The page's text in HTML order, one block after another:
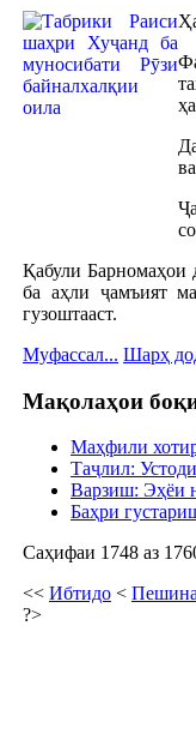
Қабули Барномаҳои
ба аҳли ҷамъият
гузоштааст.
Муфассал... Шарҳ
Мақолаҳои
Маҳфили
Таҷлил:
Варзиш: Эҳёи
Баҳри
Саҳифаи 1748 аз
<< Ибтидо < Пешина
?>